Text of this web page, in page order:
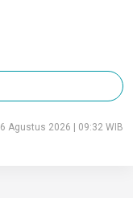
Agustus 2026 | 09:32 WIB